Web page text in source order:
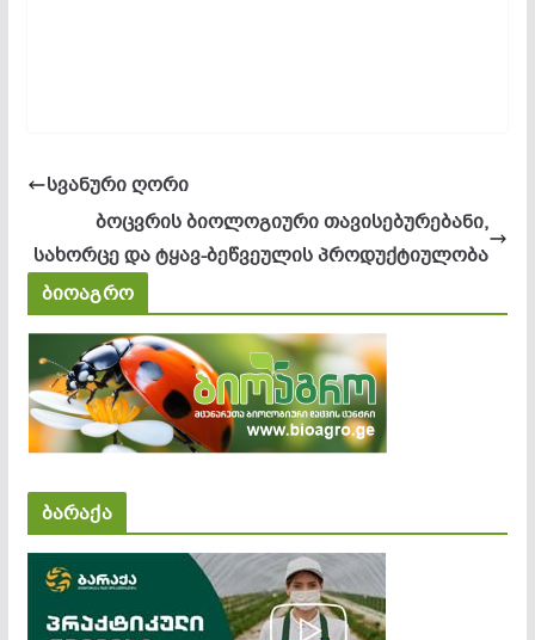
სვანური ღორი
ბოცვრის ბიოლოგიური თავისებურებანი,
სახორცე და ტყავ-ბეწვეულის პროდუქტიულობა
ბიოაგრო
ბარაქა